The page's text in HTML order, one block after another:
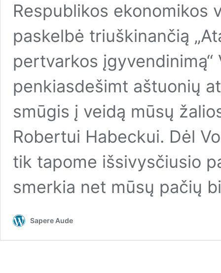
Respublikos ekonomikos
paskelbė triuškinančią
pertvarkos
penkiasdešimt aštuonių
smūgis į veidą mūsų
Robertui Habeckui. Dėl
tik tapome išsivysčiusio
smerkia net mūsų pačių
Sapere Aude